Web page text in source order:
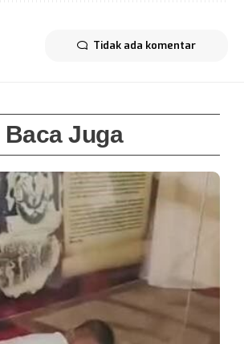
Tidak ada komentar
Baca Juga